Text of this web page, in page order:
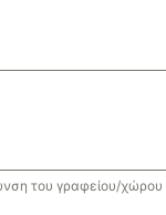
του γραφείου/χώρου